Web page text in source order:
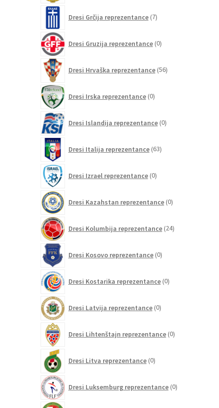
Dresi Grčija reprezentance 7izdelkov
Dresi Gruzija reprezentance 0izdelkov
Dresi Hrvaška reprezentance 56izdelkov
Dresi Irska reprezentance 0izdelkov
Dresi Islandija reprezentance 0izdelkov
Dresi Italija reprezentance 63izdelkov
Dresi Izrael reprezentance 0izdelkov
Dresi Kazahstan reprezentance 0izdelkov
Dresi Kolumbija reprezentance 24izdelkov
Dresi Kosovo reprezentance 0izdelkov
Dresi Kostarika reprezentance 0izdelkov
Dresi Latvija reprezentance 0izdelkov
Dresi Lihtenštajn reprezentance 0izdelkov
Dresi Litva reprezentance 0izdelkov
Dresi Luksemburg reprezentance 0izdelkov